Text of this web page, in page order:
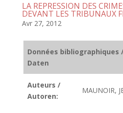
LA REPRESSION DES
DEVANT LES TRIBUNAUX
Avr 27, 2012
Données bibliographiques
Daten
Auteurs /
Autoren:
MAUNOIR,